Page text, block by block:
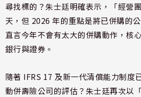
尋找標的？朱士廷明確表示，「經營
天，但 2026 年的重點是將已併購的
直言今年不會有太大的併購動作，核
銀行與證券。
隨著 IFRS 17 及新一代清償能力制度
動併壽險公司的評估？朱士廷再次以